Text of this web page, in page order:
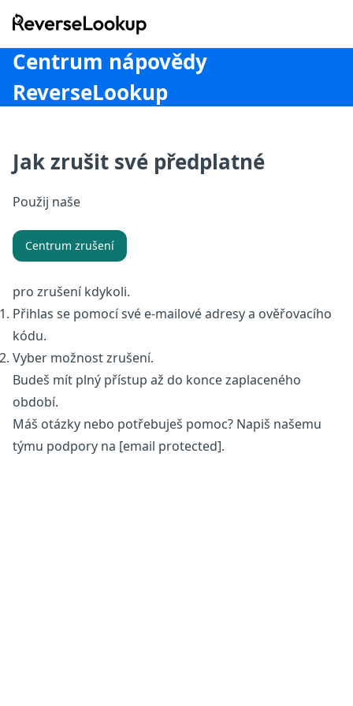
ReverseLookup
Centrum nápovědy
ReverseLookup
Jak zrušit své předplatné
Použij naše
Centrum zrušení
pro zrušení kdykoli.
Přihlas se pomocí své e-mailové adresy a ověřovacího
kódu.
Vyber možnost zrušení.
Budeš mít plný přístup až do konce zaplaceného
období.
Máš otázky nebo potřebuješ pomoc? Napiš našemu
týmu podpory na [email protected].